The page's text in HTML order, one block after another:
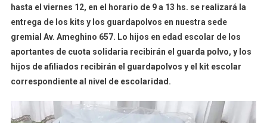
Inicia
La
Entrega
hasta el viernes 12, en el horario de 9 a 13 hs. se realizará la
entrega de los kits y los guardapolvos en nuestra sede
gremial Av. Ameghino 657. Lo hijos en edad escolar de los
aportantes de cuota solidaria recibirán el guarda polvo, y los
hijos de afiliados recibirán el guardapolvos y el kit escolar
correspondiente al nivel de escolaridad.